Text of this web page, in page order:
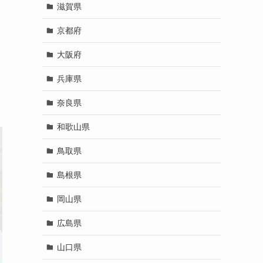
滋賀県
京都府
大阪府
兵庫県
奈良県
和歌山県
鳥取県
島根県
岡山県
広島県
山口県